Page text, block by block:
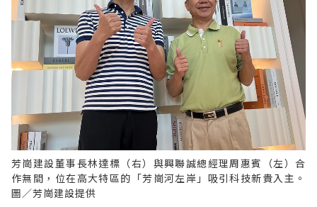
芳崗建設董事長林達標（右）與興聯誠總經理周惠賓（左）合
作無間，位在高大特區的「芳崗河左岸」吸引科技新貴入主。
圖／芳崗建設提供